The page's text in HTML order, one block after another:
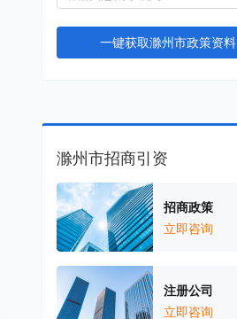
一键获取滁州市政策资料
滁州市招商引资
招商政策
立即咨询
注册公司
立即咨询